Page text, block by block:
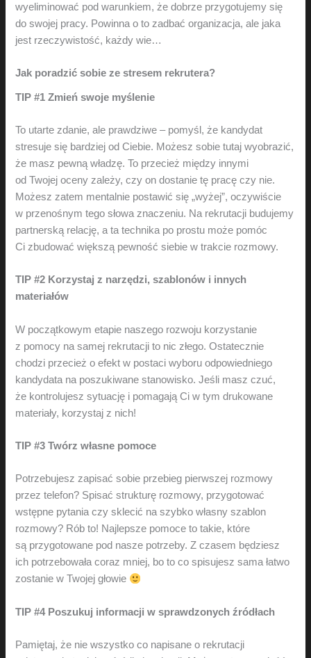
wyeliminować pod warunkiem, że dobrze przygotujemy się
do swojej pracy. Powinna o to zadbać organizacja, ale jaka
jest rzeczywistość, każdy wie…
Jak poradzić sobie ze stresem rekrutera?
TIP #1 Zmień swoje myślenie
To utarte zdanie, ale prawdziwe – pomyśl, że kandydat
stresuje się bardziej od Ciebie. Możesz sobie tutaj wyobrazić,
że masz pewną władzę. To przecież między innymi
od Twojej oceny zależy, czy on dostanie tę pracę czy nie.
Możesz zatem mentalnie postawić się „wyżej”, oczywiście
w przenośnym tego słowa znaczeniu. Na rekrutacji budujemy
partnerską relację, a ta technika po prostu może pomóc
Ci zbudować większą pewność siebie w trakcie rozmowy.
TIP #2 Korzystaj z narzędzi, szablonów i innych
materiałów
W początkowym etapie naszego rozwoju korzystanie
z pomocy na samej rekrutacji to nic złego. Ostatecznie
chodzi przecież o efekt w postaci wyboru odpowiedniego
kandydata na poszukiwane stanowisko. Jeśli masz czuć,
że kontrolujesz sytuację i pomagają Ci w tym drukowane
materiały, korzystaj z nich!
TIP #3 Twórz własne pomoce
Potrzebujesz zapisać sobie przebieg pierwszej rozmowy
przez telefon? Spisać strukturę rozmowy, przygotować
wstępne pytania czy sklecić na szybko własny szablon
rozmowy? Rób to! Najlepsze pomoce to takie, które
są przygotowane pod nasze potrzeby. Z czasem będziesz
ich potrzebowała coraz mniej, bo to co spisujesz sama łatwo
zostanie w Twojej głowie
TIP #4 Poszukuj informacji w sprawdzonych źródłach
Pamiętaj, że nie wszystko co napisane o rekrutacji